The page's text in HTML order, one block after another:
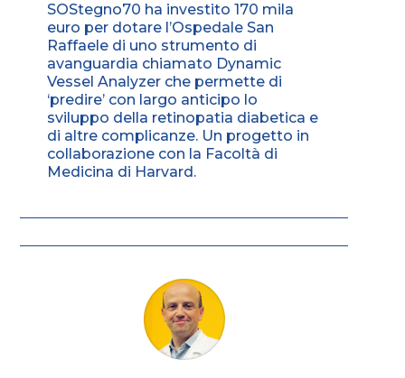
SOStegno70 ha investito 170 mila
euro per dotare l’Ospedale San
Raffaele di uno strumento di
avanguardia chiamato Dynamic
Vessel Analyzer che permette di
‘predire’ con largo anticipo lo
sviluppo della retinopatia diabetica e
di altre complicanze. Un progetto in
collaborazione con la Facoltà di
Medicina di Harvard.